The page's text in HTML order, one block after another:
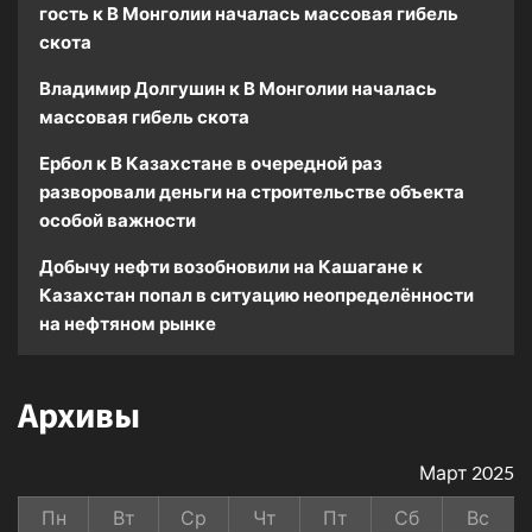
гость к В Монголии началась массовая гибель
скота
Владимир Долгушин к В Монголии началась
массовая гибель скота
Ербол к В Казахстане в очередной раз
разворовали деньги на строительстве объекта
особой важности
Добычу нефти возобновили на Кашагане к
Казахстан попал в ситуацию неопределённости
на нефтяном рынке
Архивы
Март 2025
Пн
Вт Ср Чт Пт Сб
Вс